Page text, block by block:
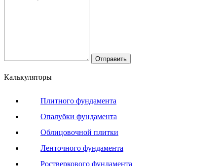
Калькуляторы
Плитного фундамента
Опалубки фундамента
Облицовочной плитки
Ленточного фундамента
Ростверкового фундамента